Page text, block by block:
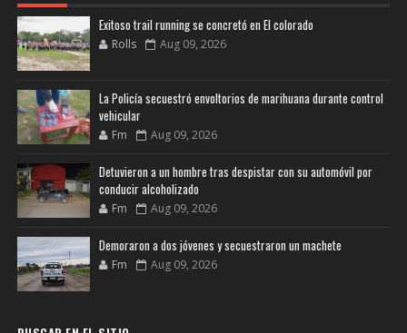
Exitoso trail running se concretó en El colorado
Rolls Aug 09, 2026
La Policía secuestró envoltorios de marihuana durante control
vehicular
Fm Aug 09, 2026
Detuvieron a un hombre tras despistar con su automóvil por
conducir alcoholizado
Fm Aug 09, 2026
Demoraron a dos jóvenes y secuestraron un machete
Fm Aug 09, 2026